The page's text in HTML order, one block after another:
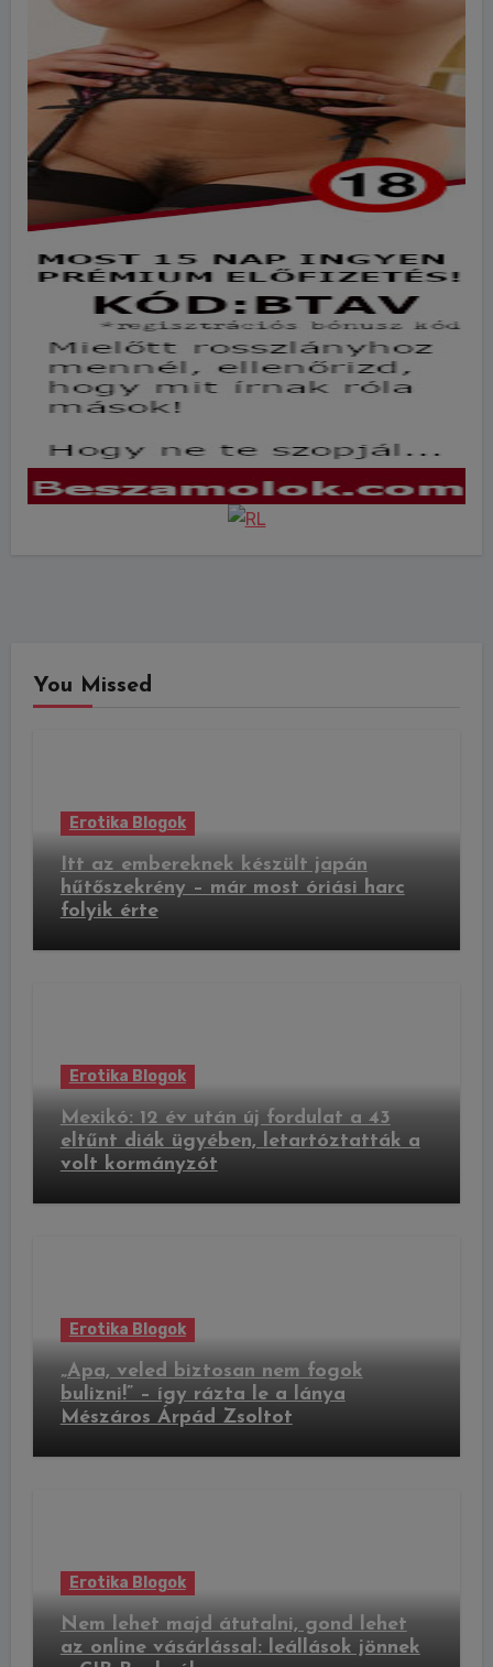
You Missed
Erotika Blogok
Itt az embereknek készült japán
hűtőszekrény – már most óriási harc
folyik érte
Erotika Blogok
Mexikó: 12 év után új fordulat a 43
eltűnt diák ügyében, letartóztatták a
volt kormányzót
Erotika Blogok
„Apa, veled biztosan nem fogok
bulizni!” – így rázta le a lánya
Mészáros Árpád Zsoltot
Erotika Blogok
Nem lehet majd átutalni, gond lehet
az online vásárlással: leállások jönnek